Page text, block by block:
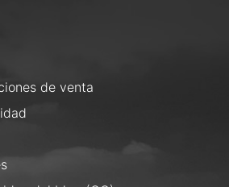
de venta